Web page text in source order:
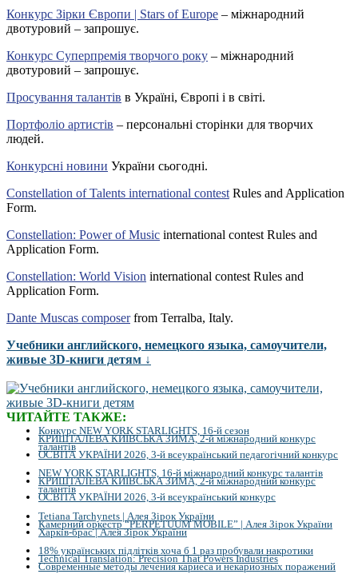
Конкурс Зірки Європи | Stars of Europe – міжнародний
двотуровий – запрошує.
Конкурс Суперпремія творчого року – міжнародний
двотуровий – запрошує.
Просування талантів в Україні, Європі і в світі.
Портфоліо артистів – персональні сторінки для творчих
людей.
Конкурсні новини України сьогодні.
Constellation of Talents international contest Rules and Application
Form.
Constellation: Power of Music international contest Rules and
Application Form.
Constellation: World Vision international contest Rules and
Application Form.
Dante Muscas composerfrom Terralba, Italy.
Учебники английского, немецкого языка, самоучители,
живые 3D-книги детям ↓
ЧИТАЙТЕ ТАКЖЕ:
Конкурс NEW YORK STARLIGHTS, 16-й сезон
КРИШТАЛЕВА КИЇВСЬКА ЗИМА, 2-й міжнародний конкурс
талантів
ОСВІТА УКРАЇНИ 2026, 3-й всеукраїнський педагогічний конкурс
NEW YORK STARLIGHTS, 16-й міжнародний конкурс талантів
КРИШТАЛЕВА КИЇВСЬКА ЗИМА, 2-й міжнародний конкурс
талантів
ОСВІТА УКРАЇНИ 2026, 3-й всеукраїнський конкурс
Tetiana Tarchynets | Алея Зірок України
Камерний оркестр “PERPETUUM MOBILE” | Алея Зірок України
Харків-брас | Алея Зірок України
18% українських підлітків хоча б 1 раз пробували накротики
Technical Translation: Precision That Powers Industries
Современные методы лечения кариеса и некариозных поражений